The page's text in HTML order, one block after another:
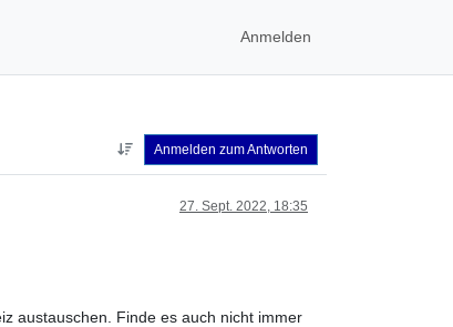
Anmelden
Anmelden zum Antworten
27. Sept. 2022, 18:35
austauschen. Finde es auch nicht immer